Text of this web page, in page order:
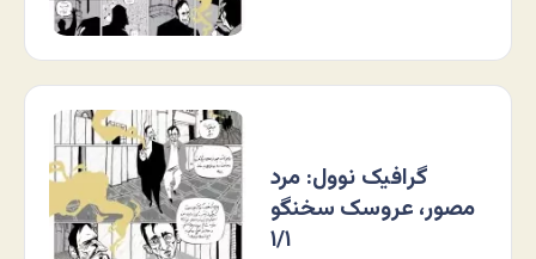
گرافیک نوول: مرد
مصور، عروسک سخنگو
۱/۱